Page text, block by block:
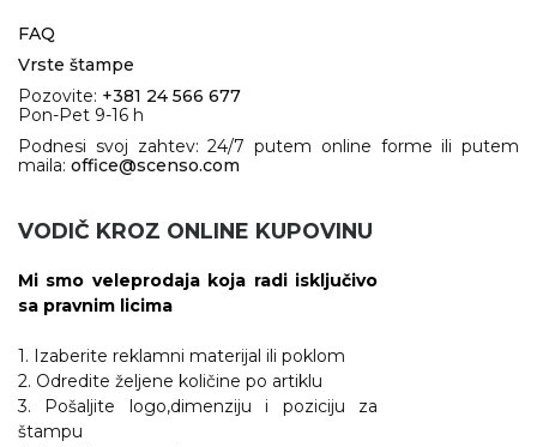
FAQ
Vrste štampe
Pozovite: +381 24 566 677
Pon-Pet 9-16 h
Podnesi svoj zahtev: 24/7 putem online forme ili putem
maila: office@scenso.com
VODIČ KROZ ONLINE KUPOVINU
Mi smo veleprodaja koja radi isključivo
sa pravnim licima
1. Izaberite reklamni materijal ili poklom
2. Odredite željene količine po artiklu
3. Pošaljite logo,dimenziju i poziciju za
štampu